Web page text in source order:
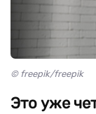
© freepik/freepik
Это уже